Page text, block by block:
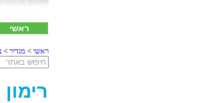
ראשי
ראשי > מגדיר >